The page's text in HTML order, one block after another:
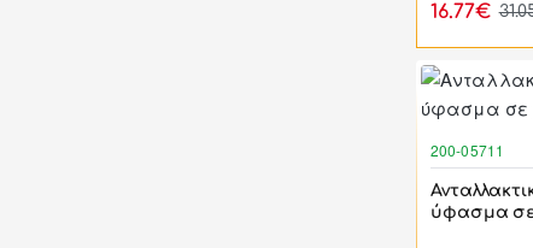
16.77€
200-05711
ύφασμα σε